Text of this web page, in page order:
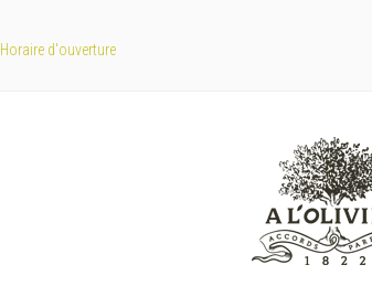
Horaire d'ouverture